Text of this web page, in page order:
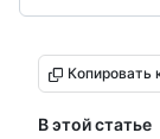
Копировать
В этой статье